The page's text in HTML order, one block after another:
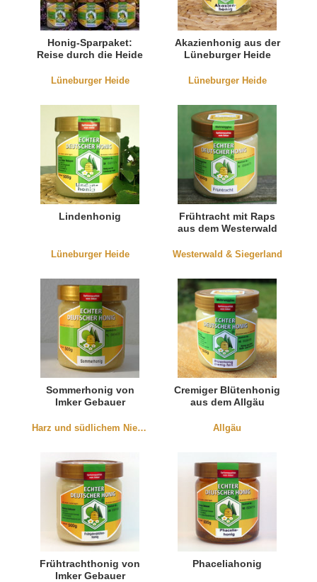
Honig-Sparpaket:
Reise durch die Heide
Lüneburger Heide
Akazienhonig aus der
Lüneburger Heide
Lüneburger Heide
Lindenhonig
Lüneburger Heide
Frühtracht mit Raps
aus dem Westerwald
Westerwald & Siegerland
Sommerhonig von
Imker Gebauer
Harz und südlichem Niedersachen
Cremiger Blütenhonig
aus dem Allgäu
Allgäu
Frühtrachthonig von
Imker Gebauer
Phaceliahonig